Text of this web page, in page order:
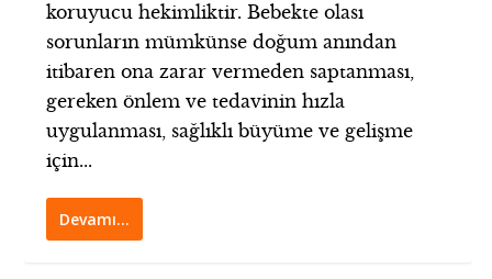
koruyucu hekimliktir. Bebekte olası
sorunların mümkünse doğum anından
itibaren ona zarar vermeden saptanması,
gereken önlem ve tedavinin hızla
uygulanması, sağlıklı büyüme ve gelişme
için...
Devamı…